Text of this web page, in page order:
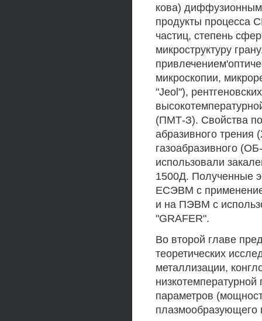
кова)
продукты
частиц, степень
микроструктуру
микроскопии,
"Jeol"),
(ПМТ-З). Свойства
абразивного трения
газоабразивного
использовали
1500Д. Полученные
ЕСЭВМ с
и на ПЭВМ с
"GRAFER".
Во второй главе
теоретических
металлизации,
параметров
плазмообразующего